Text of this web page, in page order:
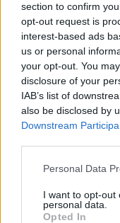
section to confirm
opt-out request is
interest-based ads
us or personal
your opt-out. You
disclosure of your
IAB’s list of
also be disclosed by
Downstream
Personal Data
I want to opt-out
personal data.
Opted In